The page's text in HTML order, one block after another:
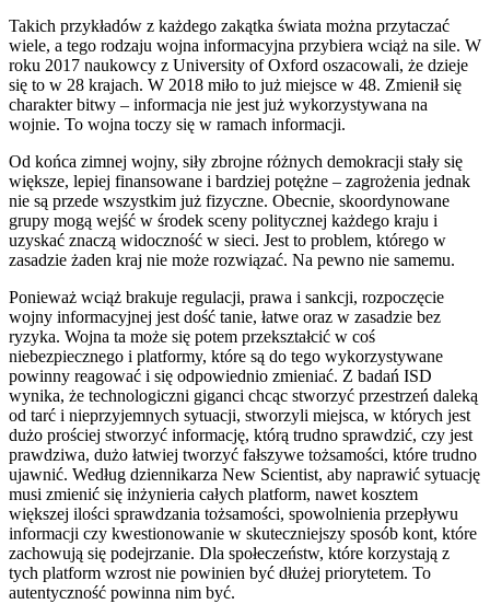
Takich przykładów z każdego zakątka świata można przytaczać
wiele, a tego rodzaju wojna informacyjna przybiera wciąż na sile. W
roku 2017 naukowcy z University of Oxford oszacowali, że dzieje
się to w 28 krajach. W 2018 miło to już miejsce w 48. Zmienił się
charakter bitwy – informacja nie jest już wykorzystywana na
wojnie. To wojna toczy się w ramach informacji.
Od końca zimnej wojny, siły zbrojne różnych demokracji stały się
większe, lepiej finansowane i bardziej potężne – zagrożenia jednak
nie są przede wszystkim już fizyczne. Obecnie, skoordynowane
grupy mogą wejść w środek sceny politycznej każdego kraju i
uzyskać znaczą widoczność w sieci. Jest to problem, którego w
zasadzie żaden kraj nie może rozwiązać. Na pewno nie samemu.
Ponieważ wciąż brakuje regulacji, prawa i sankcji, rozpoczęcie
wojny informacyjnej jest dość tanie, łatwe oraz w zasadzie bez
ryzyka. Wojna ta może się potem przekształcić w coś
niebezpiecznego i platformy, które są do tego wykorzystywane
powinny reagować i się odpowiednio zmieniać. Z badań ISD
wynika, że technologiczni giganci chcąc stworzyć przestrzeń daleką
od tarć i nieprzyjemnych sytuacji, stworzyli miejsca, w których jest
dużo prościej stworzyć informację, którą trudno sprawdzić, czy jest
prawdziwa, dużo łatwiej tworzyć fałszywe tożsamości, które trudno
ujawnić. Według dziennikarza New Scientist, aby naprawić sytuację
musi zmienić się inżynieria całych platform, nawet kosztem
większej ilości sprawdzania tożsamości, spowolnienia przepływu
informacji czy kwestionowanie w skuteczniejszy sposób kont, które
zachowują się podejrzanie. Dla społeczeństw, które korzystają z
tych platform wzrost nie powinien być dłużej priorytetem. To
autentyczność powinna nim być.